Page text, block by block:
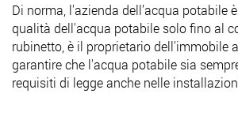
Di norma, l'azienda dell’acqua potabile
qualità dell'acqua potabile solo fino al
rubinetto, è il proprietario dell'immobile
garantire che l'acqua potabile sia
requisiti di legge anche nelle